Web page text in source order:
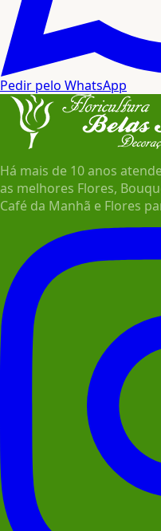
Pedir pelo WhatsApp
Há mais de 10 anos
as melhores Flores,
Café da Manhã e Flores